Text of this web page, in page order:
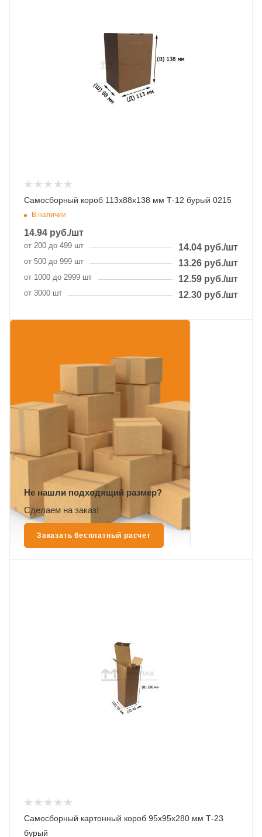
Самосборный короб 113х88х138 мм Т-12 бурый 0215
В наличии
14.94 руб./шт
от 200 до 499 шт 14.04 руб./шт
от 500 до 999 шт 13.26 руб./шт
от 1000 до 2999 шт 12.59 руб./шт
от 3000 шт 12.30 руб./шт
Не нашли подходящий размер?
Сделаем на заказ!
Заказать бесплатный расчет
Самосборный картонный короб 95х95х280 мм Т-23
бурый